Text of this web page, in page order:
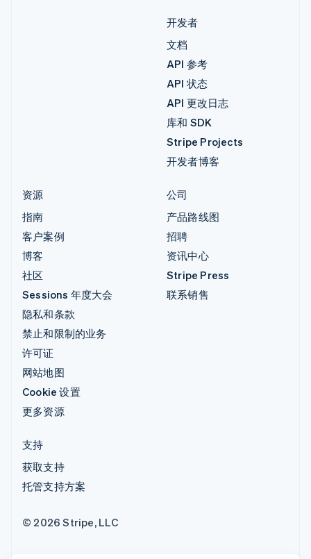
开发者
文档
API 参考
API 状态
API 更改日志
库和 SDK
Stripe Projects
开发者博客
资源
指南
客户案例
博客
社区
Sessions 年度大会
隐私和条款
禁止和限制的业务
许可证
网站地图
Cookie 设置
更多资源
公司
产品路线图
招聘
资讯中心
Stripe Press
联系销售
支持
获取支持
托管支持方案
© 2026 Stripe, LLC